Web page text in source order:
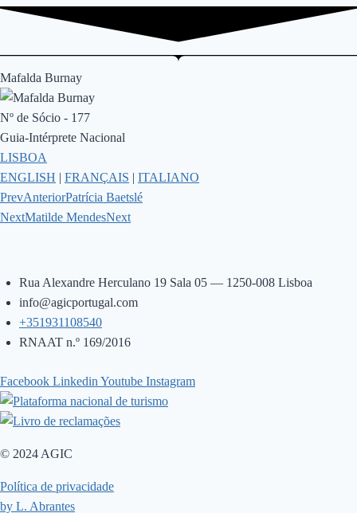
Mafalda Burnay
Nº de Sócio - 177
Guia-Intérprete Nacional
LISBOA
ENGLISH | FRANÇAIS | ITALIANO
PrevAnteriorPatrícia Baetslé
NextMatilde MendesNext
Rua Alexandre Herculano 19 Sala 05 — 1250-008 Lisboa
info@agicportugal.com
+351931108540
RNAAT n.º 169/2016
Facebook Linkedin Youtube Instagram
© 2024 AGIC
Política de privacidade
by L. Abrantes